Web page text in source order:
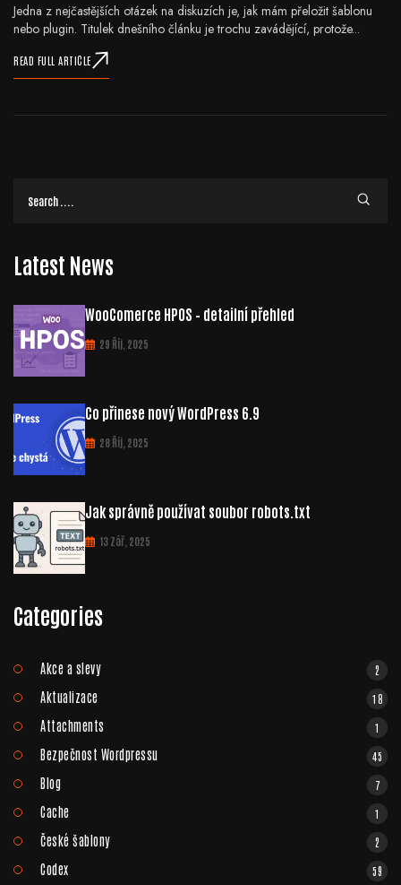
Jedna z nejčastějších otázek na diskuzích je, jak mám přeložit šablonu
nebo plugin. Titulek dnešního článku je trochu zavádějící, protože...
READ FULL ARTICLE
Latest News
WooComerce HPOS – detailní přehled
29 Říj, 2025
Co přinese nový WordPress 6.9
28 Říj, 2025
Jak správně používat soubor robots.txt
13 Zář, 2025
Categories
Akce a slevy 2
Aktualizace 18
Attachments 1
Bezpečnost Wordpressu 45
Blog 7
Cache 1
České šablony 2
Codex 59